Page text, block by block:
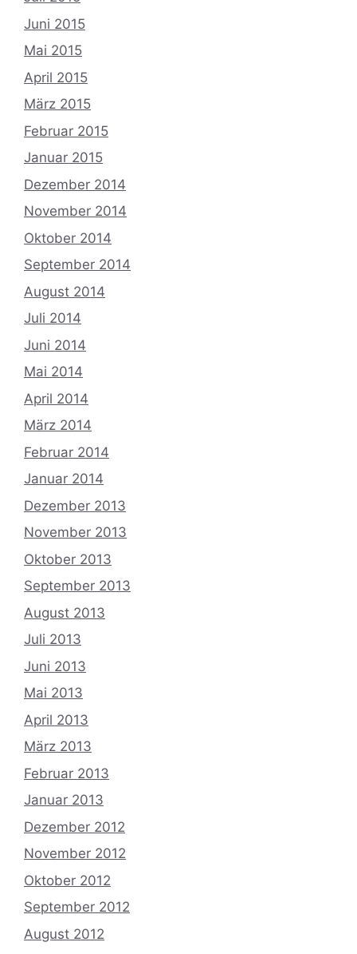
Juni 2015
Mai 2015
April 2015
März 2015
Februar 2015
Januar 2015
Dezember 2014
November 2014
Oktober 2014
September 2014
August 2014
Juli 2014
Juni 2014
Mai 2014
April 2014
März 2014
Februar 2014
Januar 2014
Dezember 2013
November 2013
Oktober 2013
September 2013
August 2013
Juli 2013
Juni 2013
Mai 2013
April 2013
März 2013
Februar 2013
Januar 2013
Dezember 2012
November 2012
Oktober 2012
September 2012
August 2012